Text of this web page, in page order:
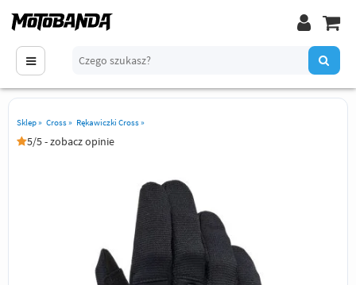
Sklep» Cross» Rękawiczki Cross»
5/5 - zobacz opinie